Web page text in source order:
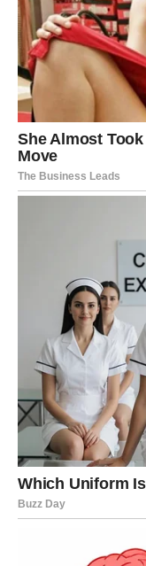
BIK –
DONOSI
Bik nije brz. Ali Bik
pamti. Možda
oluje koje niko ne
zna da se život ne
Šta je Bik
čekanje na
emotivno
trenutke kad je
umarala
osećaj da drugi
dobrotu